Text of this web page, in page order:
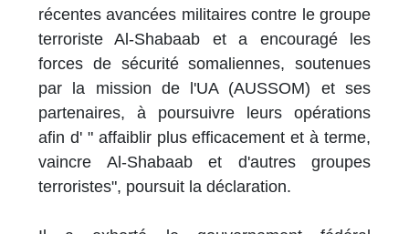
récentes avancées militaires contre le groupe
terroriste Al-Shabaab et a encouragé les
forces de sécurité somaliennes, soutenues
par la mission de l'UA (AUSSOM) et ses
partenaires, à poursuivre leurs opérations
afin d' " affaiblir plus efficacement et à terme,
vaincre Al-Shabaab et d'autres groupes
terroristes", poursuit la déclaration.